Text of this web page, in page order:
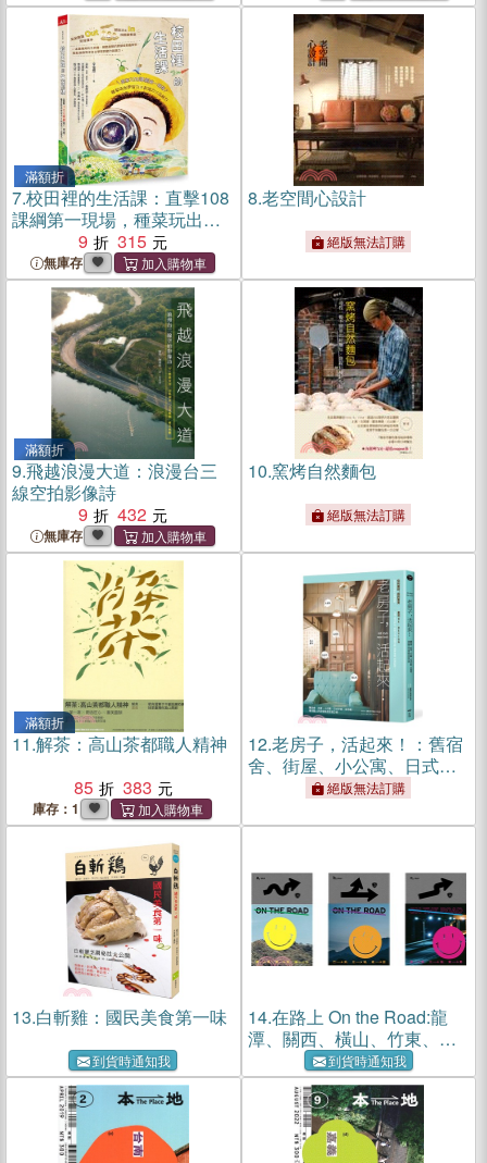
滿額折
7.校田裡的生活課：直擊108
課綱第一現場，種菜玩出學
習力X創造力X品格力
9 315
無庫存
8.老空間心設計
絕版無法訂購
滿額折
9.飛越浪漫大道：浪漫台三
線空拍影像詩
9
432
無庫存
10.窯烤自然麵包
絕版無法訂購
滿額折
11.解茶：高山茶都職人精神
85
383
庫存：1
12.老房子，活起來！：舊宿
舍、街屋、小公寓、日式平
房、老市場，專家職人的老
絕版無法訂購
13.白斬雞：國民美食第一味
到貨時通知我
14.在路上 On the Road:龍
潭、關西、橫山、竹東、北
埔、峨眉、獅潭、大湖、東
勢（三冊合售）
到貨時通知我